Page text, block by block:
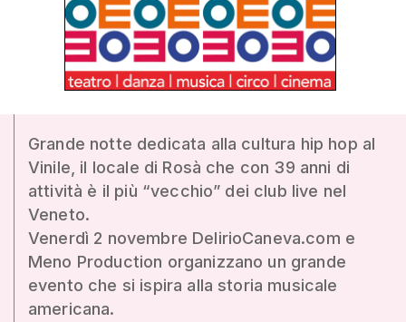
Grande notte dedicata alla cultura hip hop al
Vinile, il locale di Rosà che con 39 anni di
attività è il più “vecchio” dei club live nel
Veneto.
Venerdì 2 novembre DelirioCaneva.com e
Meno Production organizzano un grande
evento che si ispira alla storia musicale
americana.